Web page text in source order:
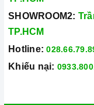
SHOWROOM2:
TP.HCM
Hotline:
Khiếu nại: